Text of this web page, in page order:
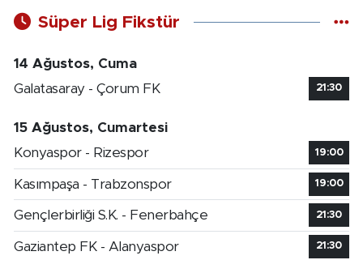
Süper Lig Fikstür
14 Ağustos, Cuma
Galatasaray - Çorum FK
21:30
15 Ağustos, Cumartesi
Konyaspor - Rizespor
19:00
Kasımpaşa - Trabzonspor 19:00
Gençlerbirliği S.K. - Fenerbahçe 21:30
Gaziantep FK - Alanyaspor 21:30